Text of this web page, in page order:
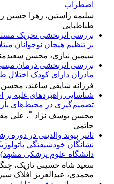
اضطراب
سلیمه راستین، زهرا حسین
طباطبایی
بررسی اثربخشی تحریک
بر تنظیم هیجان نوجوانان
سیمین نیازی، محسن
بررسی اثربخشی درمان
مادران دارای کودک اختلال
فرزانه شایقی ساغند،
شناسایی راهبردهای غلبه بر
تصمیم‌گیری در محیط‌های
محسن یوسف نژاد * ، علی
حاتمی
تاثیر پیوند والدینی در
نشانگان خودشیفتگی
دانشگاه علوم پزشکی مشهد)
سعید شاه حسینی تازیک،
محمدی، عبدالعزیز افلاک سیر